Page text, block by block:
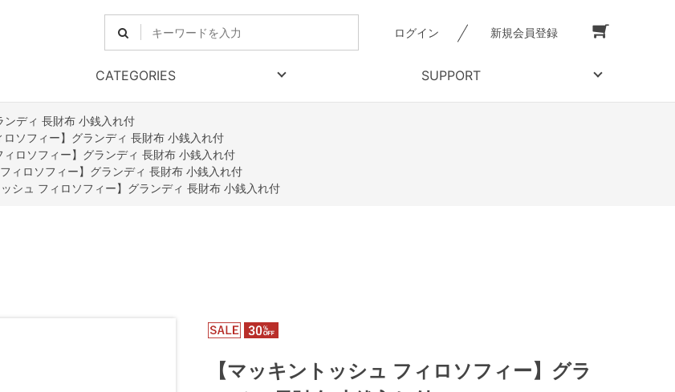
ログイン 新規会員登録
CATEGORIES SUPPORT
ンディ 長財布 小銭入れ付
ロソフィー】グランディ 長財布 小銭入れ付
ィロソフィー】グランディ 長財布 小銭入れ付
フィロソフィー】グランディ 長財布 小銭入れ付
ッシュ フィロソフィー】グランディ 長財布 小銭入れ付
【マッキントッシュ フィロソフィー】グラ